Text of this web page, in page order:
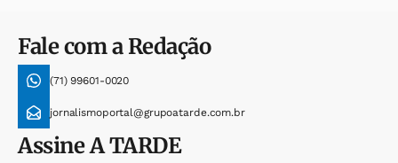
Fale com a Redação
(71) 99601-0020
jornalismoportal@grupoatarde.com.br
AssineA TARDE